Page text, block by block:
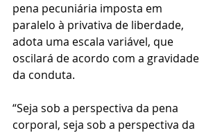
pena pecuniária imposta em
paralelo à privativa de liberdade,
adota uma escala variável, que
oscilará de acordo com a gravidade
da conduta.
“Seja sob a perspectiva da pena
corporal, seja sob a perspectiva da